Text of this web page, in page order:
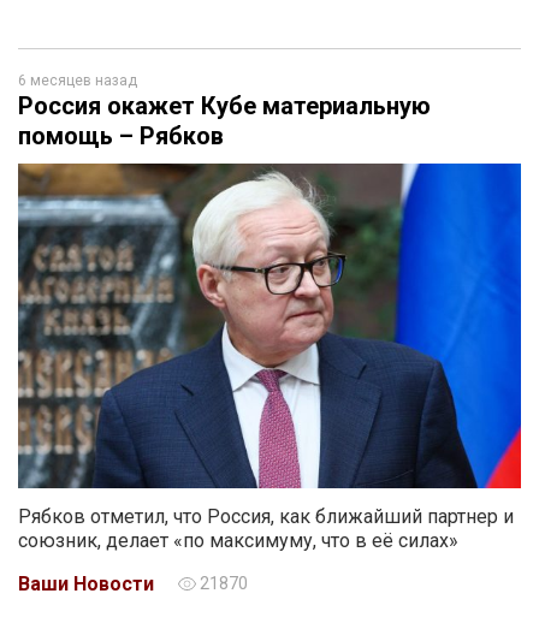
6 месяцев назад
Россия окажет Кубе материальную
помощь – Рябков
Рябков отметил, что Россия, как ближайший партнер и
союзник, делает «по максимуму, что в её силах»
Ваши Новости
21870